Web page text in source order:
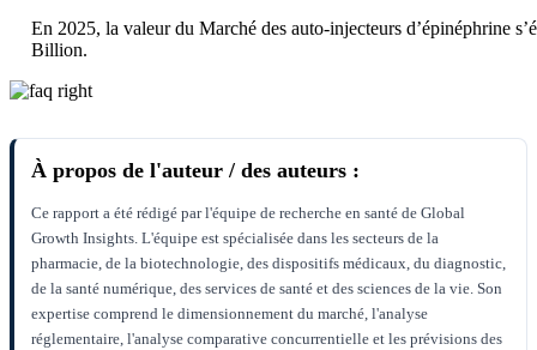
En 2025, la valeur du Marché des auto-injecteurs d’épinéphrine
Billion.
À propos de l'auteur / des auteurs :
Ce rapport a été rédigé par l'équipe de recherche en santé de Global
Growth Insights. L'équipe est spécialisée dans les secteurs de la
pharmacie, de la biotechnologie, des dispositifs médicaux, du diagnostic,
de la santé numérique, des services de santé et des sciences de la vie. Son
expertise comprend le dimensionnement du marché, l'analyse
réglementaire, l'analyse comparative concurrentielle et les prévisions des